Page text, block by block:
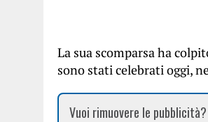
La sua scomparsa ha
sono stati celebrati oggi,
Vuoi rimuovere le pubblicità?